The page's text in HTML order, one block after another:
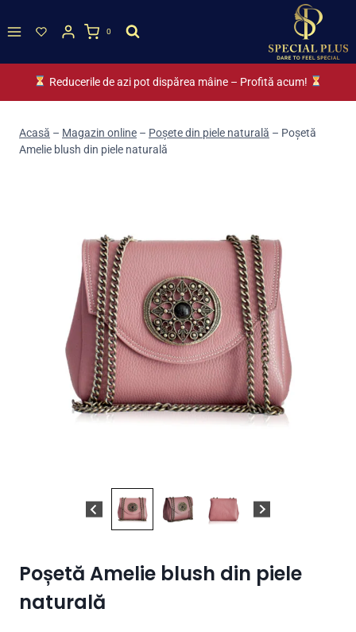
to
0
Reducerile de azi pot dispărea mâine – Profită acum!
Acasă – Magazin online – Poșete din piele naturală – Poșetă
Amelie blush din piele naturală
Poșetă Amelie blush din piele
naturală